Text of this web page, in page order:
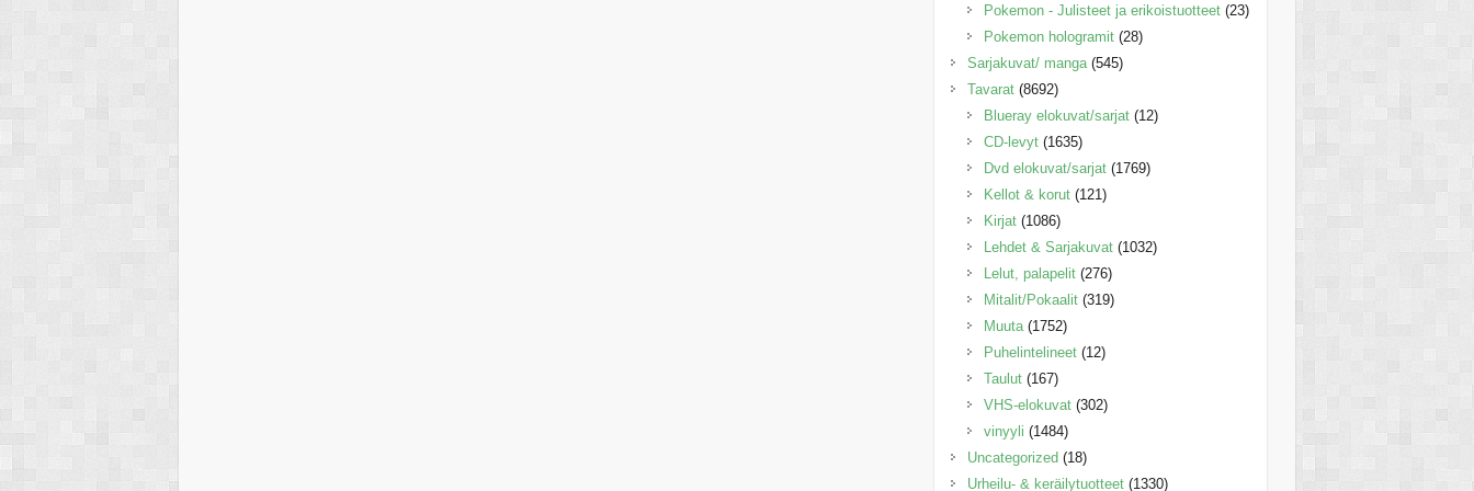
Pokemon - Julisteet ja erikoistuotteet (23)
Pokemon hologramit (28)
Sarjakuvat/ manga (545)
Tavarat (8692)
Blueray elokuvat/sarjat (12)
CD-levyt (1635)
Dvd elokuvat/sarjat (1769)
Kellot & korut (121)
Kirjat (1086)
Lehdet & Sarjakuvat (1032)
Lelut, palapelit (276)
Mitalit/Pokaalit (319)
Muuta (1752)
Puhelintelineet (12)
Taulut (167)
VHS-elokuvat (302)
vinyyli (1484)
Uncategorized (18)
Urheilu- & keräilytuotteet (1330)